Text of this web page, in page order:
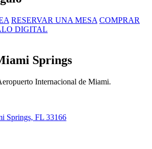
RESERVAR UNA MESA COMPRAR
DIGITAL
Springs
Internacional de Miami.
Springs, FL 33166